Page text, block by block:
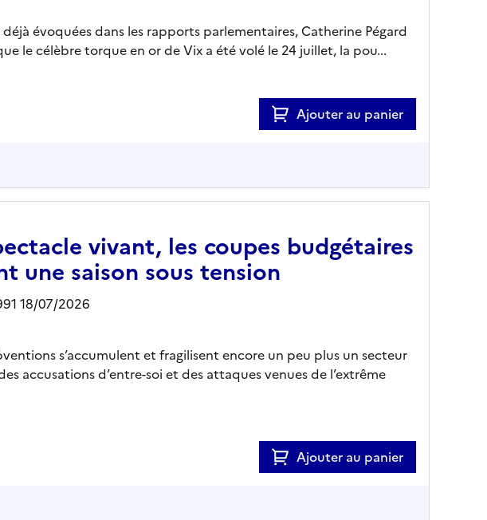
déjà évoquées dans les rapports parlementaires, Catherine Pégard
le célèbre torque en or de Vix a été volé le 24 juillet, la pou...
Ajouter au panier
vivant, les coupes budgétaires
une saison sous tension
18/07/2026
s’accumulent et fragilisent encore un peu plus un secteur
accusations ­d’entre-soi et des attaques venues de l’extrême
Ajouter au panier